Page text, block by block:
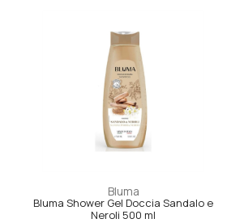
Bluma
Bluma Shower Gel Doccia Sandalo e
Neroli 500 ml